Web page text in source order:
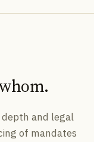
and legal
of mandates